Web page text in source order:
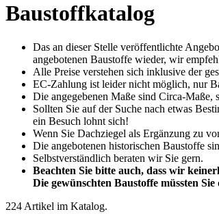
Baustoffkatalog
Das an dieser Stelle veröffentlichte
angebotenen Baustoffe wieder, wir
Alle Preise verstehen sich inklusive der
EC-Zahlung ist leider nicht möglich, nur
Die angegebenen Maße sind Circa-Maße,
Sollten Sie auf der Suche nach etwas
ein Besuch lohnt sich!
Wenn Sie Dachziegel als Ergänzung zu
Die angebotenen historischen Baustoffe
Selbstverständlich beraten wir Sie gern.
Beachten Sie bitte auch, dass wir
Die gewünschten Baustoffe müssten
224 Artikel im Katalog.